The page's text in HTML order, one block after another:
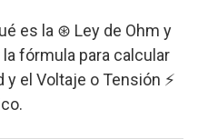
es la ⊛ Ley de Ohm y
fórmula para calcular
el Voltaje o Tensión ⚡